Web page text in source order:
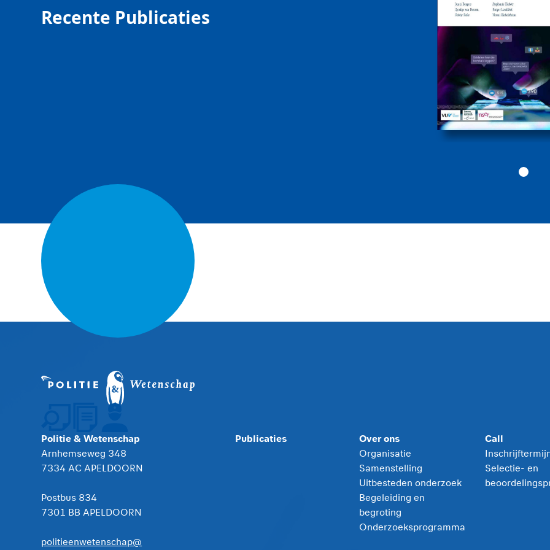
Recente Publicaties
drugs- en
2026
Politiekunde
Politiekunde
Politie & Wetenschap
Arnhemseweg 348
7334 AC APELDOORN
Postbus 834
7301 BB APELDOORN
politieenwetenschap@
Publicaties Over ons
Organisatie
Samenstelling
Uitbesteden onderzoek
Begeleiding en
begroting
Onderzoeksprogramma
Call
Selectie- en